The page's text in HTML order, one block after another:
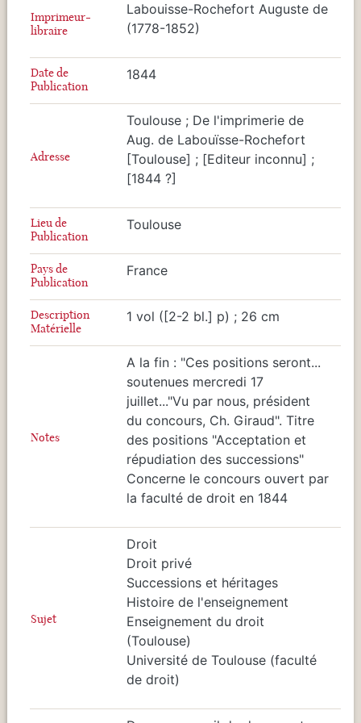
Imprimeur-
libraire
Labouisse-Rochefort Auguste de
(1778-1852)
Date de
Publication
1844
Adresse
Toulouse ; De l'imprimerie de
Aug. de Labouïsse-Rochefort
[Toulouse] ; [Editeur inconnu] ;
[1844 ?]
Lieu de
Publication
Toulouse
Pays de
Publication
France
Description
Matérielle
1 vol ([2-2 bl.] p) ; 26 cm
Notes
A la fin : "Ces positions seront...
soutenues mercredi 17
juillet..."Vu par nous, président
du concours, Ch. Giraud". Titre
des positions "Acceptation et
répudiation des successions"
Concerne le concours ouvert par
la faculté de droit en 1844
Sujet
Droit
Droit privé
Successions et héritages
Histoire de l'enseignement
Enseignement du droit
(Toulouse)
Université de Toulouse (faculté
de droit)